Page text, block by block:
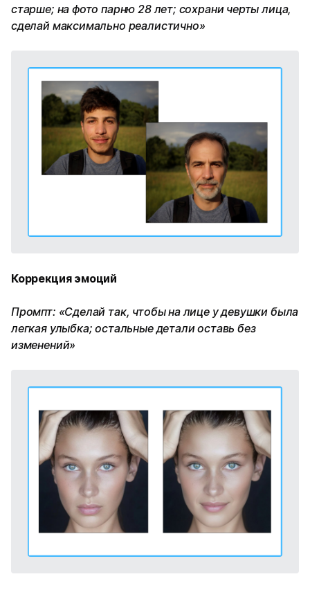
старше; на фото парню 28 лет; сохрани черты лица,
сделай максимально реалистично»
Коррекция эмоций
Промпт: «Сделай так, чтобы на лице у девушки была
легкая улыбка; остальные детали оставь без
изменений»